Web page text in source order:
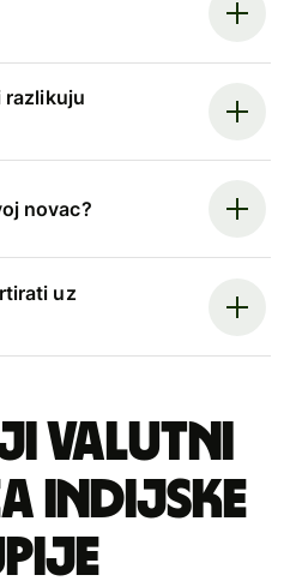
razlikuju
novac?
uz
valutni
indijske